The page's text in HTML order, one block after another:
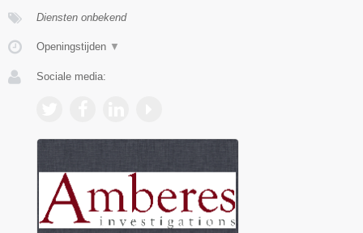
Diensten onbekend
Openingstijden ▼
Sociale media: